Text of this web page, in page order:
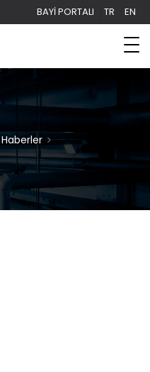
BAYI PORTALI TR EN
Haberler